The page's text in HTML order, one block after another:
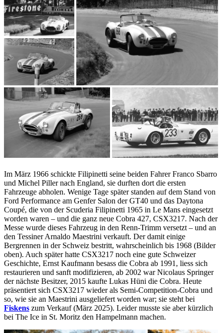
Im März 1966 schickte Filipinetti seine beiden Fahrer Franco Sbarro
und Michel Piller nach England, sie durften dort die ersten
Fahrzeuge abholen. Wenige Tage später standen auf dem Stand von
Ford Performance am Genfer Salon der GT40 und das Daytona
Coupé, die von der Scuderia Filipinetti 1965 in Le Mans eingesetzt
worden waren – und die ganz neue Cobra 427, CSX3217. Nach der
Messe wurde dieses Fahrzeug in den Renn-Trimm versetzt – und an
den Tessiner Arnaldo Maestrini verkauft. Der damit einige
Bergrennen in der Schweiz bestritt, wahrscheinlich bis 1968 (Bilder
oben). Auch später hatte CSX3217 noch eine gute Schweizer
Geschichte, Ernst Kaufmann besass die Cobra ab 1991, liess sich
restaurieren und sanft modifizieren, ab 2002 war Nicolaus Springer
der nächste Besitzer, 2015 kaufte Lukas Hüni die Cobra. Heute
präsentiert sich CSX3217 wieder als Semi-Competition-Cobra und
so, wie sie an Maestrini ausgeliefert worden war; sie steht bei
Fiskens zum Verkauf (März 2025). Leider musste sie aber kürzlich
bei The Ice in St. Moritz den Hampelmann machen.